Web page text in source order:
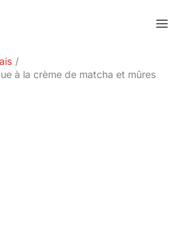
à la crème de matcha et mûres